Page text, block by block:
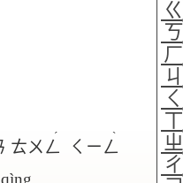
ㄊㄨㄥ
ˊ
ㄑㄧㄥ
ˋ